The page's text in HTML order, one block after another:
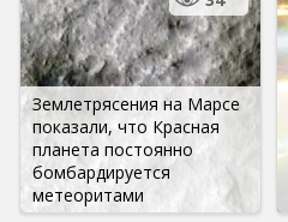
Землетрясения на Марсе
показали, что Красная
планета постоянно
бомбардируется
метеоритами